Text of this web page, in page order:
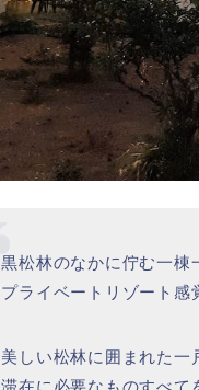
黒松林のなかに佇む一棟
プライベートリゾート感
美しい松林に囲まれた一